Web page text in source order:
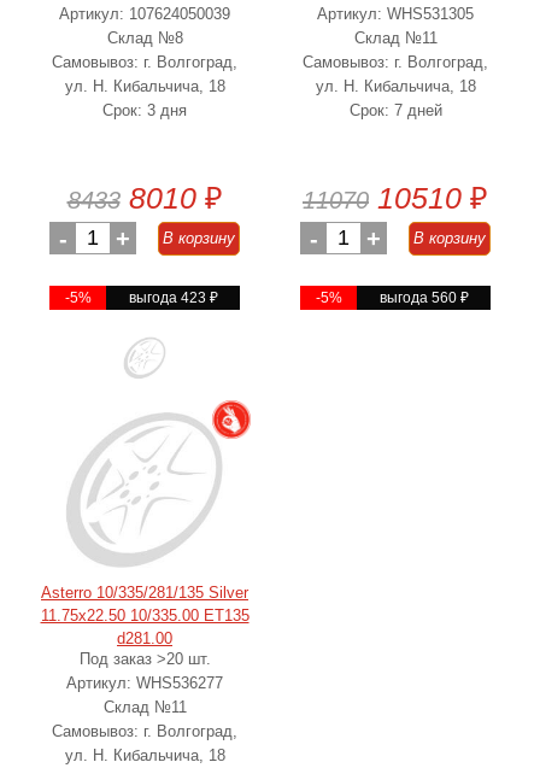
Артикул: 107624050039
Склад №8
Самовывоз: г. Волгоград,
ул. Н. Кибальчича, 18
Срок: 3 дня
8433 8010 ₽
- 1 + В корзину
-5% выгода 423 ₽
Артикул: WHS531305
Склад №11
Самовывоз: г. Волгоград,
ул. Н. Кибальчича, 18
Срок: 7 дней
11070 10510 ₽
- 1 + В корзину
-5% выгода 560 ₽
Asterro 10/335/281/135 Silver
11.75x22.50 10/335.00 ET135
d281.00
Под заказ >20 шт.
Артикул: WHS536277
Склад №11
Самовывоз: г. Волгоград,
ул. Н. Кибальчича, 18